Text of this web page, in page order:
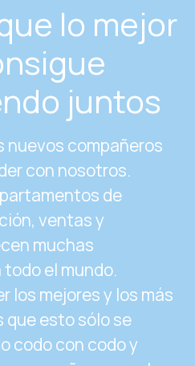
lo mejor
juntos
nuevos compañeros
con nosotros.
de
ventas y
muchas
el mundo.
los mejores y los más
que esto sólo se
codo con codo y